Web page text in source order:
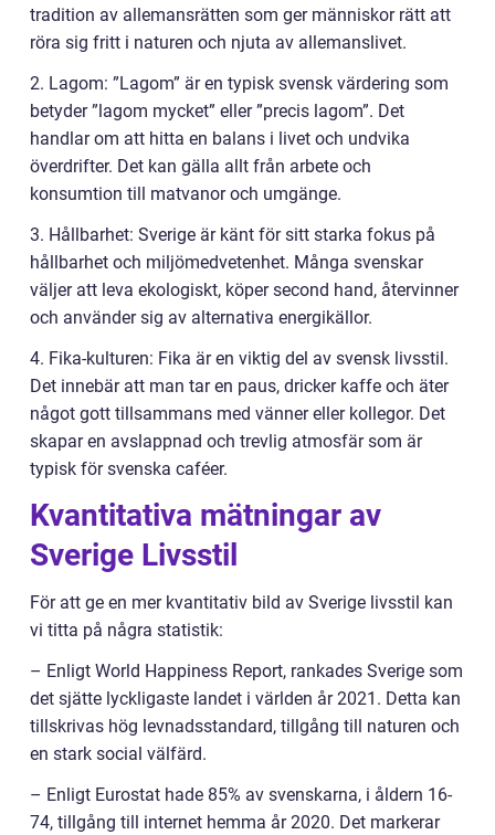
tradition av allemansrätten som ger människor rätt att
röra sig fritt i naturen och njuta av allemanslivet.
2. Lagom: ”Lagom” är en typisk svensk värdering som
betyder ”lagom mycket” eller ”precis lagom”. Det
handlar om att hitta en balans i livet och undvika
överdrifter. Det kan gälla allt från arbete och
konsumtion till matvanor och umgänge.
3. Hållbarhet: Sverige är känt för sitt starka fokus på
hållbarhet och miljömedvetenhet. Många svenskar
väljer att leva ekologiskt, köper second hand, återvinner
och använder sig av alternativa energikällor.
4. Fika-kulturen: Fika är en viktig del av svensk livsstil.
Det innebär att man tar en paus, dricker kaffe och äter
något gott tillsammans med vänner eller kollegor. Det
skapar en avslappnad och trevlig atmosfär som är
typisk för svenska caféer.
Kvantitativa mätningar av
Sverige Livsstil
För att ge en mer kvantitativ bild av Sverige livsstil kan
vi titta på några statistik:
– Enligt World Happiness Report, rankades Sverige som
det sjätte lyckligaste landet i världen år 2021. Detta kan
tillskrivas hög levnadsstandard, tillgång till naturen och
en stark social välfärd.
– Enligt Eurostat hade 85% av svenskarna, i åldern 16-
74, tillgång till internet hemma år 2020. Det markerar